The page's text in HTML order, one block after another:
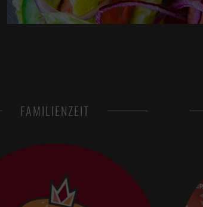
FAMILIENZEIT